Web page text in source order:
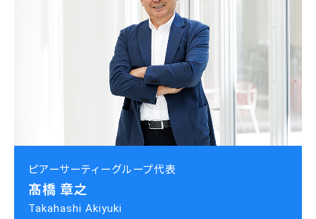
ピアーサーティーグループ代表
髙橋 章之
Takahashi Akiyuki